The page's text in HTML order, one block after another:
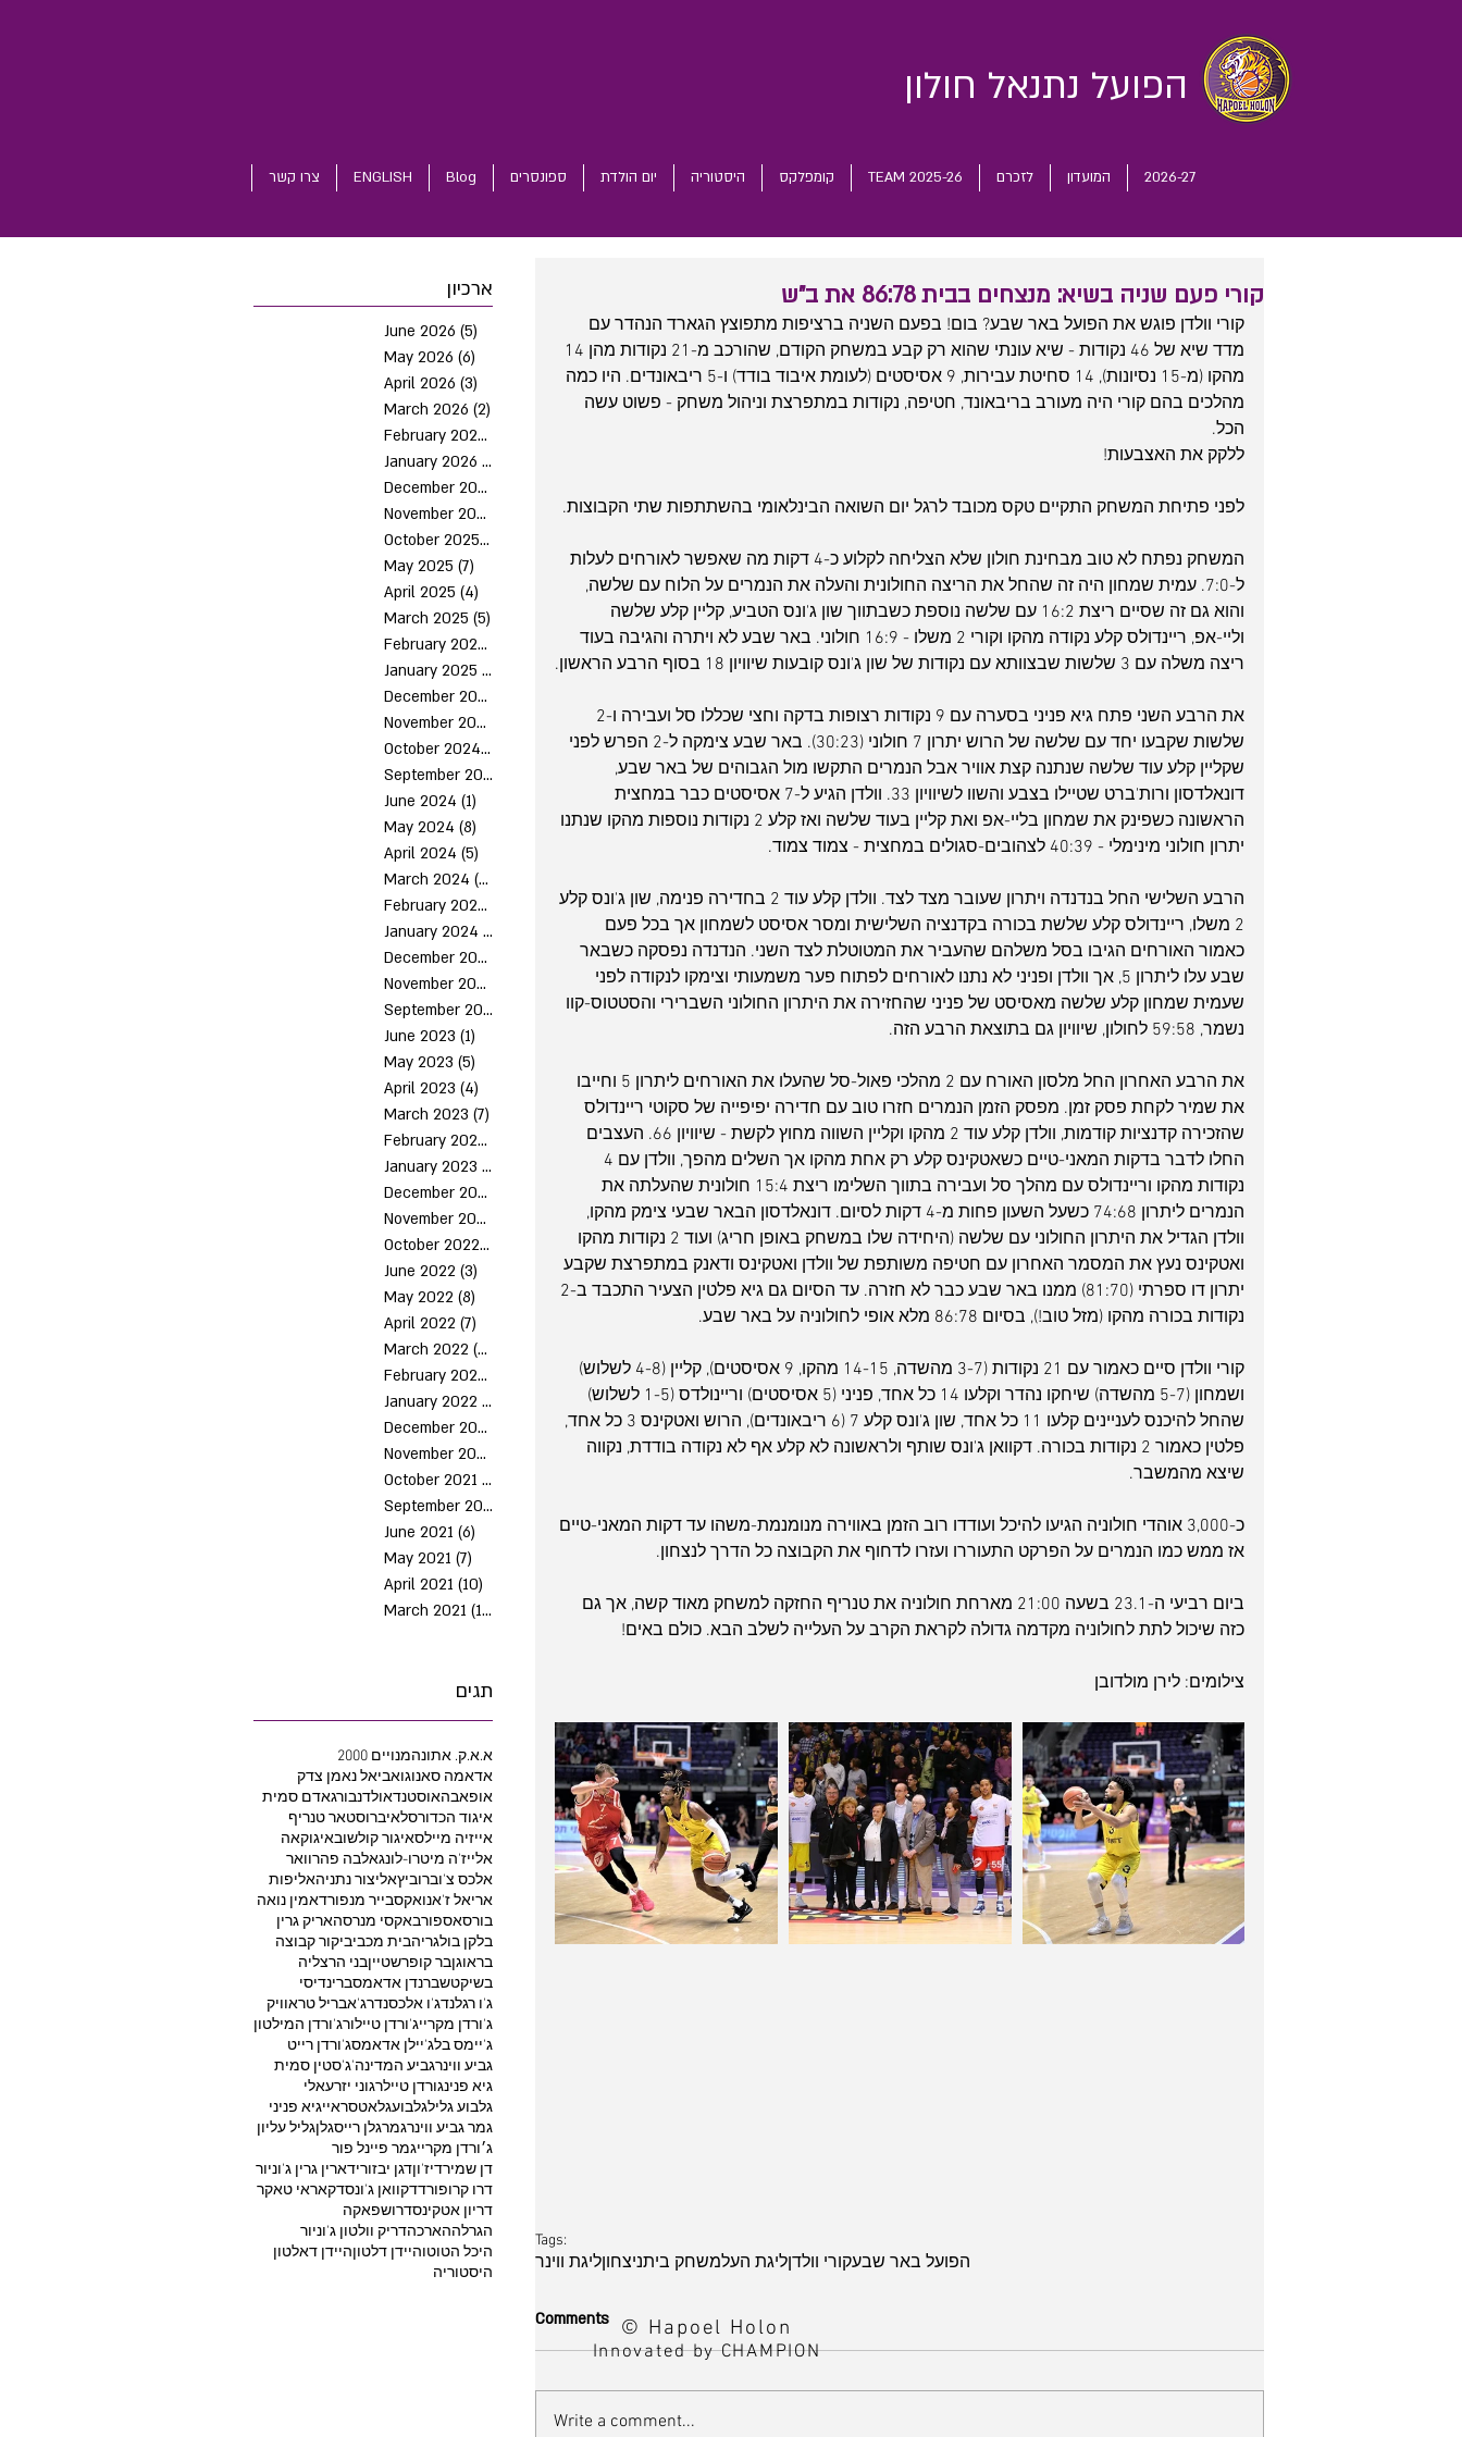
הפועל נתנאל חולון
2026-27 המועדון לזכרם TEAM 2025-26 קומפלקס היסטוריה יום הולדת ספונסרים Blog
ENGLISH צרו קשר
ארכיון
June 2026 (5)
May 2026 (6)
April 2026 (3)
March 2026 (2)
February 2026
January 2026 (5)
December 2025
November 2025
5 posts
October 2025(6)
May 2025 (7)
April 2025 (4)
March 2025 (5)
February 2025
January 2025 (7)
December 2024
November 2024
October 2024(6)
September 2024
June 2024 (1)
May 2024 (8)
April 2024 (5)
March 2024 (10)
February 2024
6 posts
January 2024 (9)
December 2023
November 2023
September 2023
2 posts
June 2023 (1)
May 2023 (5)
April 2023 (4)
March 2023 (7)
February 2023
January 2023 (7)
December 2022
November 2022
October 2022(7)
June 2022 (3)
May 2022 (8)
April 2022 (7)
March 2022 (10)
February 2022
January 2022 (6)
December 2021
8 posts
November 2021
October 2021 (5)
September 2021
June 2021 (6)
May 2021 (7)
April 2021 (10)
March 2021 (10)
תגים
2000 מנוייםא.א.ק. אתונה
אביאל נאמן צדקאדאמה סאנוגו
אדם סמיתאולדנבורגאוסטנדאופאבה
איברוסטאר טנריףאיגוד הכדורסל
איגוקאהאיגור קולשובאייזיה מיילס
אלבה פהרוואראלייז'ה מיטרו-לונג
אליפותאליצור נתניהאלכס צ'וברוביץ
אמין נואהאקסבייר מנפורדאריאל ז'אנו
אריק גריןבאקסי מנרסהבורסאספור
ביקור קבוצהבית מכביבלקן בולגריה
בני הרצליהבר קופרשטייןבראוגן
ברינדיסיברנדן אדאמסבשיקטש
ג'אבריל טראוויקג'ו אלכסנדרג'ו רגלנד
ג'ורדן המילטוןג'ורדן טיילורג'ורדן מקריי
ג'ורדן רייטג'יילן אדאמסג'יימס בל
ג'סטין סמית'גביע המדינהגביע ווינר
גוני יזרעאליגורדן טיילרגיא פנינ
גיא פניניגלאטסראייגלבועגלבוע גליל
גליל עליוןגלןגלן רייסגמרגמר גביע ווינר
גמר פיינל פורג׳ורדן מקריי
דארין גרין ג'וניורדגן יבזורידיז'וןדן שמיר
דקאראי טאקרדקוואן ג'ונסדרו קרופורד
דרושפאקהדריון אטקינס
דריק וולטון ג'וניורהארכההגרלה
היידן דאלטוןהיידן דלטוןהיכל הטוטו
היסטוריה
קורי פעם שניה בשיא: מנצחים בבית 86:78 את ב"ש
קורי וולדן פוגש את הפועל באר שבע? בום! בפעם השניה ברציפות מתפוצץ הגארד הנהדר עם
מהקו (מ-15 נסיונות), 14 סחיטת עבירות, 9 אסיסטים (לעומת איבוד בודד) ו-5 ריבאונדים. היו כמה
מהלכים בהם קורי היה מעורב בריבאונד, חטיפה, נקודות במתפרצת וניהול משחק - פשוט עשה
הכל.
ללקק את האצבעות!
לפני פתיחת המשחק התקיים טקס מכובד לרגל יום השואה הבינלאומי בהשתתפות שתי הקבוצות.
המשחק נפתח לא טוב מבחינת חולון שלא הצליחה לקלוע כ-4 דקות מה שאפשר לאורחים לעלות
ל-7:0. עמית שמחון היה זה שהחל את הריצה החולונית והעלה את הנמרים על הלוח עם שלשה,
והוא גם זה שסיים ריצת 16:2 עם שלשה נוספת כשבתווך שון ג'ונס הטביע, קליין קלע שלשה
וליי-אפ, ריינדולס קלע נקודה מהקו וקורי 2 משלו - 16:9 חולוני. באר שבע לא ויתרה והגיבה בעוד
ריצה משלה עם 3 שלשות שבצוותא עם נקודות של שון ג'ונס קובעות שיוויון 18 בסוף הרבע הראשון.
שלשות שקבעו יחד עם שלשה של הרוש יתרון 7 חולוני (30:23). באר שבע צימקה ל-2 הפרש לפני
שקליין קלע עוד שלשה שנתנה קצת אוויר אבל הנמרים התקשו מול הגבוהים של באר שבע,
דונאלדסון ורות'ברט שטיילו בצבע והשוו לשיוויון 33. וולדן הגיע ל-7 אסיסטים כבר במחצית
הראשונה כשפינק את שמחון בליי-אפ ואת קליין בעוד שלשה ואז קלע 2 נקודות נוספות מהקו שנתנו
יתרון חולוני מינימלי - 40:39 לצהובים-סגולים במחצית - צמוד צמוד.
הרבע השלישי החל בנדנדה ויתרון שעובר מצד לצד. וולדן קלע עוד 2 בחדירה פנימה, שון ג'ונס קלע
2 משלו, ריינדולס קלע שלשת בכורה בקדנציה השלישית ומסר אסיסט לשמחון אך בכל פעם
כאמור האורחים הגיבו בסל משלהם שהעביר את המטוטלת לצד השני. הנדנדה נפסקה כשבאר
שבע עלו ליתרון 5, אך וולדן ופניני לא נתנו לאורחים לפתוח פער משמעותי וצימקו לנקודה לפני
שעמית שמחון קלע שלשה מאסיסט של פניני שהחזירה את היתרון החולוני השברירי והסטטוס-קוו
נשמר, 59:58 לחולון, שיוויון גם בתוצאת הרבע הזה.
את הרבע האחרון החל מלסון האורח עם 2 מהלכי פאול-סל שהעלו את האורחים ליתרון 5 וחייבו
את שמיר לקחת פסק זמן. מפסק הזמן הנמרים חזרו טוב עם חדירה יפיפייה של סקוטי ריינדולס
שהזכירה קדנציות קודמות, וולדן קלע עוד 2 מהקו וקליין השווה מחוץ לקשת - שיוויון 66. העצבים
נקודות מהקו וריינדולס עם מהלך סל ועבירה בתווך השלימו ריצת 15:4 חולונית שהעלתה את
הנמרים ליתרון 74:68 כשעל השעון פחות מ-4 דקות לסיום. דונאלדסון הבאר שבעי צימק מהקו,
וולדן הגדיל את היתרון החולוני עם שלשה (היחידה שלו במשחק באופן חריג) ועוד 2 נקודות מהקו
ואטקינס נעץ את המסמר האחרון עם חטיפה משותפת של וולדן ואטקינס ודאנק במתפרצת שקבע
נקודות בכורה מהקו (מזל טוב!), בסיום 86:78 מלא אופי לחולוניה על באר שבע.
קורי וולדן סיים כאמור עם 21 נקודות (3-7 מהשדה, 14-15 מהקו, 9 אסיסטים), קליין (4-8 לשלוש)
ושמחון (5-7 מהשדה) שיחקו נהדר וקלעו 14 כל אחד, פניני (5 אסיסטים) וריינולדס (1-5 לשלוש)
שהחל להיכנס לעניינים קלעו 11 כל אחד, שון ג'ונס קלע 7 (6 ריבאונדים), הרוש ואטקינס 3 כל אחד,
פלטין כאמור 2 נקודות בכורה. דקוואן ג'ונס שותף ולראשונה לא קלע אף לא נקודה בודדת, נקווה
שיצא מהמשבר.
כ-3,000 אוהדי חולוניה הגיעו להיכל ועודדו רוב הזמן באווירה מנומנמת-משהו עד דקות המאני-טיים
אז ממש כמו הנמרים על הפרקט התעוררו ועזרו לדחוף את הקבוצה כל הדרך לנצחון.
ביום רביעי ה-23.1 בשעה 21:00 מארחת חולוניה את טנריף החזקה למשחק מאוד קשה, אך גם
כזה שיכול לתת לחולוניה מקדמה גדולה לקראת הקרב על העלייה לשלב הבא. כולם באים!
צילומים: לירן מולדובן
Tags:
ליגת ווינרניצחוןמשחק ביתליגת העלקורי וולדןהפועל באר שבע
Comments
Write a comment...
© Hapoel Holon
Innovated by CHAMPION